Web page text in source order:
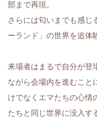
部まで再現。
さらには匂いまでも感じ
ーランド」の世界を追体
来場者はまるで自分が登
ながら会場内を進むこと
けでなくエマたちの心情
たちと同じ世界に没入す